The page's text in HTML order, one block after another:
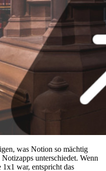
was Notion so mächtig
unterschiedet. Wenn
war, entspricht das